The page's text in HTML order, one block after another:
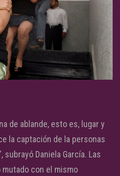
de ablande, esto es, lugar y
la captación de la personas
Daniela García. Las
mutado con el mismo